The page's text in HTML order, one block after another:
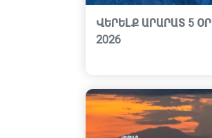
ՎԵՐԵԼՔ ԱՐԱՐԱՏ 5 ՕՐ
2026